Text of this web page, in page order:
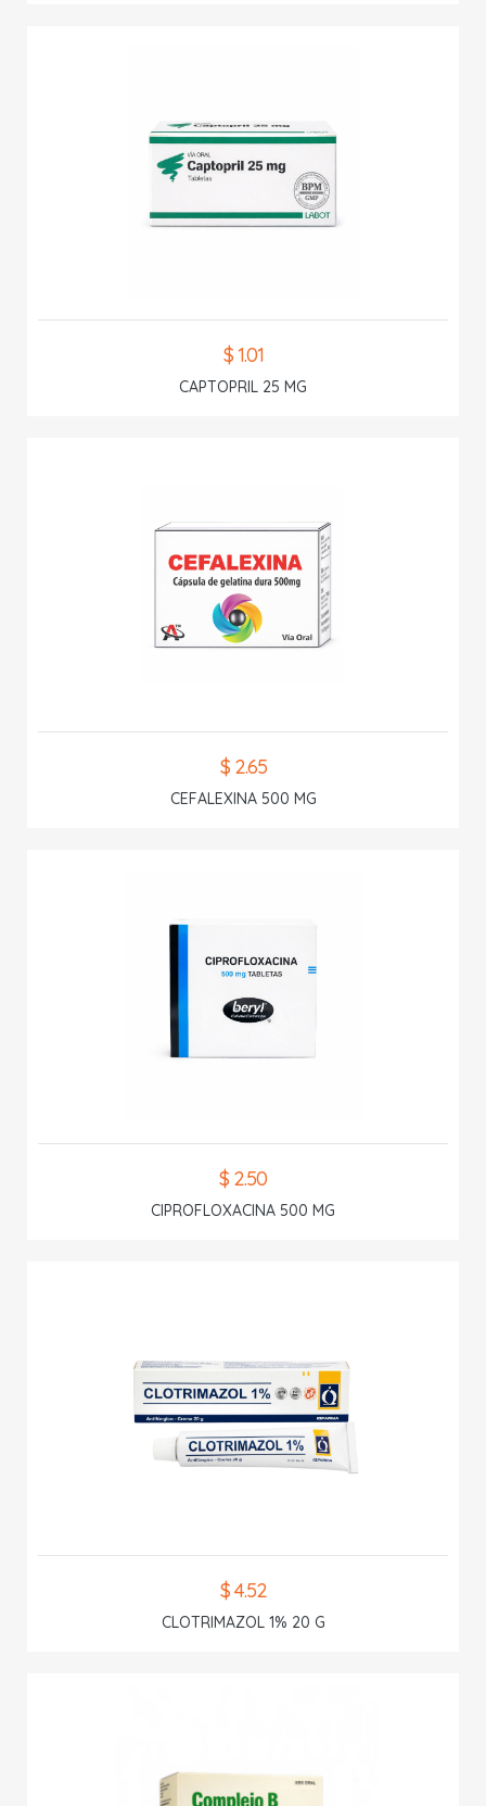
$ 1.01
CAPTOPRIL 25 MG
$ 2.65
CEFALEXINA 500 MG
$ 2.50
CIPROFLOXACINA 500 MG
$ 4.52
CLOTRIMAZOL 1% 20 G